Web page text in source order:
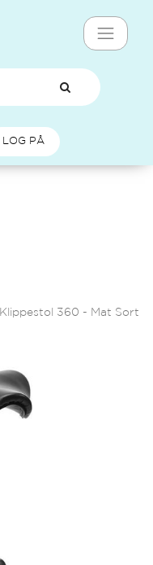
LOG PÅ
Klippestol 360 - Mat Sort